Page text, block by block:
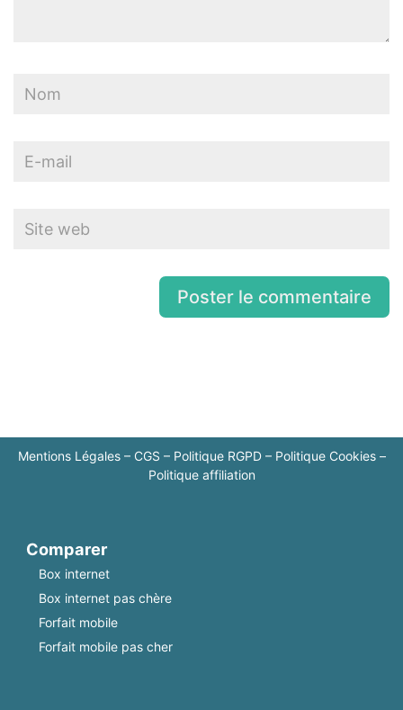
Mentions Légales– CGS – Politique RGPD– Politique Cookies–
Politique affiliation
Comparer
Box internet
Box internet pas chère
Forfait mobile
Forfait mobile pas cher